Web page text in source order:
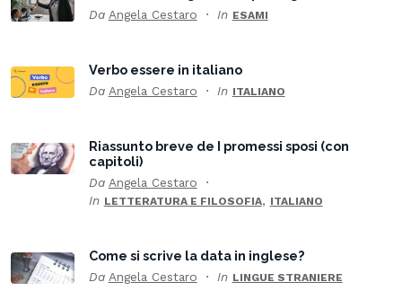
Da Angela Cestaro In ESAMI
Verbo essere in italiano
Da Angela Cestaro In ITALIANO
Riassunto breve de I promessi sposi (con
capitoli)
Da Angela Cestaro
In LETTERATURA E FILOSOFIA, ITALIANO
Come si scrive la data in inglese?
Da Angela Cestaro In LINGUE STRANIERE